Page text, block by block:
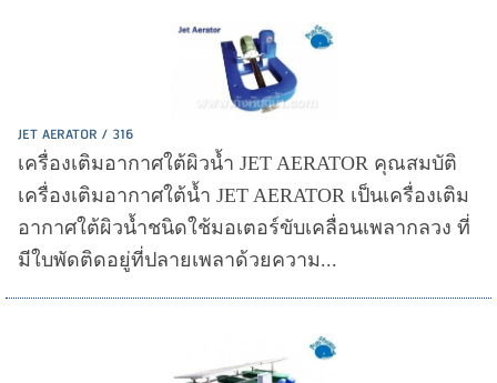
JET AERATOR / 316
เครื่องเติมอากาศใต้ผิวน้ำ JET AERATOR คุณสมบัติ
เครื่องเติมอากาศใต้น้ำ JET AERATOR เป็นเครื่องเติม
อากาศใต้ผิวน้ำชนิดใช้มอเตอร์ขับเคลื่อนเพลากลวง ที่
มีใบพัดติดอยู่ที่ปลายเพลาด้วยความ...